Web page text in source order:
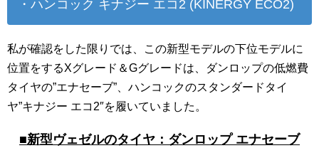
・ハンコック キナジー エコ2 (KINERGY ECO2)
私が確認をした限りでは、この新型モデルの下位モデルに
位置をするXグレード＆Gグレードは、ダンロップの低燃費
タイヤの”エナセーブ”、ハンコックのスタンダードタイ
ヤ”キナジー エコ2″を履いていました。
■新型ヴェゼルのタイヤ：ダンロップ エナセーブ